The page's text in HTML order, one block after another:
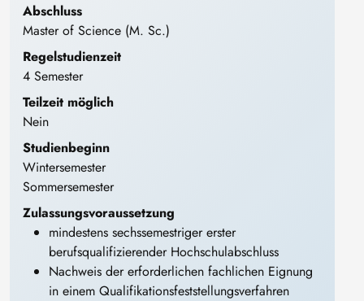
Abschluss
Master of Science (M. Sc.)
Regelstudienzeit
4 Semester
Teilzeit möglich
Nein
Studienbeginn
Wintersemester
Sommersemester
Zulassungsvoraussetzung
mindestens sechssemestriger erster
berufsqualifizierender Hochschulabschluss
Nachweis der erforderlichen fachlichen Eignung
in einem Qualifikationsfeststellungsverfahren